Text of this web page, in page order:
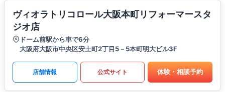
ヴィオラトリコロール大阪本町リフォーマースタ
ジオ店
ドーム前駅から車で6分
大阪府大阪市中央区安土町2丁目5－5本町明大ビル3F
店舗情報 公式サイト 体験・相談予約